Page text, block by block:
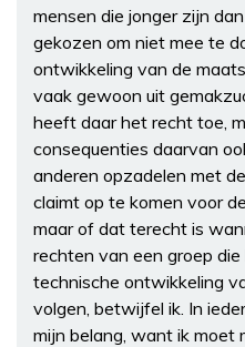
mensen die jonger zijn
gekozen om niet mee te
ontwikkeling van de
vaak gewoon uit
heeft daar het recht toe,
consequenties daarvan
anderen opzadelen met
claimt op te komen voor
maar of dat terecht is
rechten van een groep
technische ontwikkeling
volgen, betwijfel ik. In
mijn belang, want ik moet